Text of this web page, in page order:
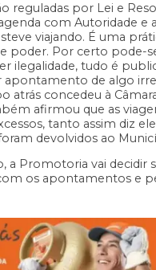
reguladas por Lei e
com Autoridade e
viajando. É uma
poder. Por certo pode-
ilegalidade, tudo é
apontamento de algo
atrás concedeu à
afirmou que as
tanto assim diz
devolvidos ao
Promotoria vai decidir
os apontamentos e